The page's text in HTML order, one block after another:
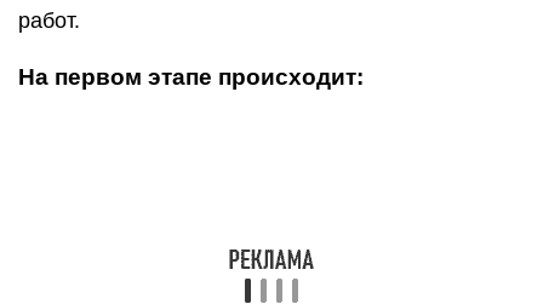
работ.
На первом этапе происходит: